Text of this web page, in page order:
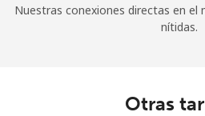
Nuestras conexiones directas en el
nítidas.
Otras